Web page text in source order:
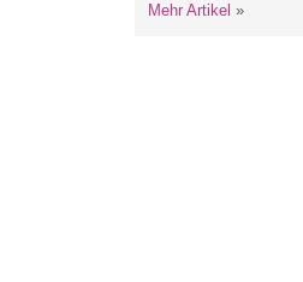
Mehr Artikel »